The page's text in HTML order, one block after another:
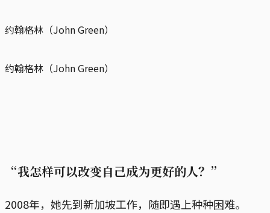
约翰格林（John Green）
约翰格林（John Green）
“我怎样可以改变自己成为更好的人？”
2008年，她先到新加坡工作，随即遇上种种困难。